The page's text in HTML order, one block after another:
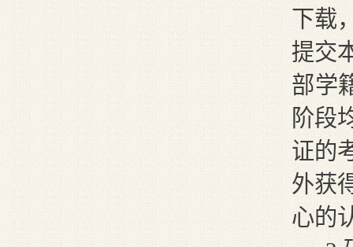
下载
提交
部学
阶段
证的
外获
心的